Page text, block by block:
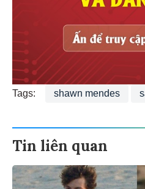
Tags: shawn mendes
Tin liên quan